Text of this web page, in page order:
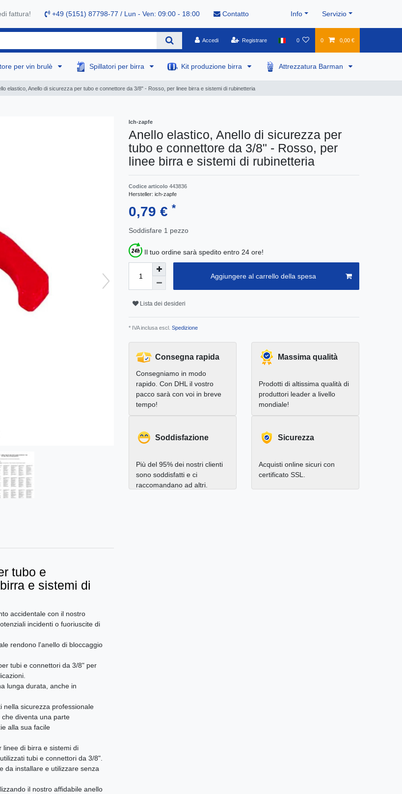
fattura! +49 (5151) 87798-77 / Lun - Ven: 09:00 - 18:00 Contatto Info Servizio
Accedi Registrare 0 0 0,00 €
per vin brulè Spillatori per birra Kit produzione birra Attrezzatura Barman
elastico, Anello di sicurezza per tubo e connettore da 3/8" - Rosso, per linee birra e sistemi di rubinetteria
tubo e
e sistemi di
accidentale con il nostro
incidenti o fuoriuscite di
rendono l'anello di bloccaggio
tubi e connettori da 3/8" per
lunga durata, anche in
nella sicurezza professionale
diventa una parte
alla sua facile
linee di birra e sistemi di
tubi e connettori da 3/8".
da installare e utilizzare senza
il nostro affidabile anello
Ich-zapfe
Anello elastico, Anello di sicurezza per
tubo e connettore da 3/8" - Rosso, per
linee birra e sistemi di rubinetteria
Codice articolo 443836
Hersteller: ich-zapfe
0,79 € *
Soddisfare 1 pezzo
Il tuo ordine sarà spedito entro 24 ore!
Aggiungere al carrello della spesa
Lista dei desideri
* IVA inclusa escl. Spedizione
Consegna rapida
Consegniamo in modo
rapido. Con DHL il vostro
pacco sarà con voi in breve
tempo!
Massima qualità
Prodotti di altissima qualità di
produttori leader a livello
mondiale!
Soddisfazione
Più del 95% dei nostri clienti
sono soddisfatti e ci
raccomandano ad altri.
Sicurezza
Acquisti online sicuri con
certificato SSL.